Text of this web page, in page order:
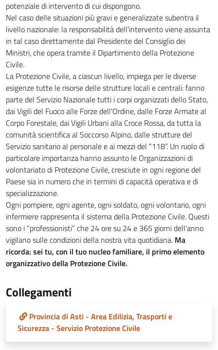
potenziale di intervento di cui dispongono.
Nel caso delle situazioni più gravi e generalizzate subentra il
livello nazionale: la responsabilità dell'intervento viene assunta
in tal caso direttamente dal Presidente del Consiglio dei
Ministri, che opera tramite il Dipartimento della Protezione
Civile.
La Protezione Civile, a ciascun livello, impiega per le diverse
esigenze tutte le risorse delle strutture locali e centrali: fanno
parte del Servizio Nazionale tutti i corpi organizzati dello Stato,
dai Vigili del Fuoco alle Forze dell'Ordine, dalle Forze Armate al
Corpo Forestale, dai Vigili Urbani alla Croce Rossa, da tutta la
comunità scientifica al Soccorso Alpino, dalle strutture del
Servizio sanitario al personale e ai mezzi del “118”. Un ruolo di
particolare importanza hanno assunto le Organizzazioni di
volontariato di Protezione Civile, cresciute in ogni regione del
Paese sia in numero che in termini di capacità operativa e di
specializzazione.
Ogni pompiere, ogni agente, ogni soldato, ogni volontario, ogni
infermiere rappresenta il sistema della Protezione Civile. Questi
sono i “professionisti” che 24 ore su 24 e 365 giorni dell'anno
vigilano sulle condizioni della nostra vita quotidiana. Ma
ricorda: sei tu, con il tuo nucleo familiare, il primo elemento
organizzativo della Protezione Civile.
Collegamenti
Provincia di Asti - Area Edilizia, Trasporti e
Sicurezza - Servizio Protezione Civile